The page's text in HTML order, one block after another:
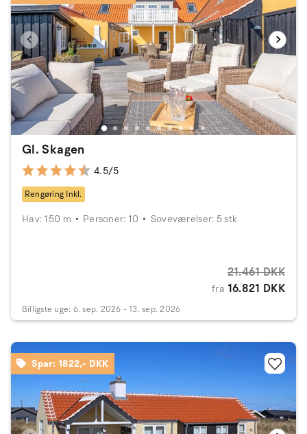
Gl. Skagen
4.5/5
Rengøring Inkl.
Hav: 150 m Personer: 10 Soveværelser: 5 stk
fra
21.461 DKK
16.821 DKK
Billigste uge: 6. sep. 2026 - 13. sep. 2026
Spar: 1822,- DKK